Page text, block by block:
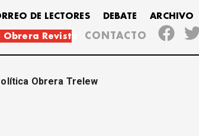
DE LECTORES DEBATE ARCHIVO
Obrera Revista CONTACTO
Obrera Trelew